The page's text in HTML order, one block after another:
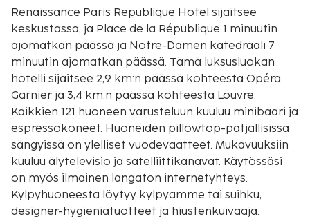
Renaissance Paris Republique Hotel sijaitsee
keskustassa, ja Place de la République 1 minuutin
ajomatkan päässä ja Notre-Damen katedraali 7
minuutin ajomatkan päässä. Tämä luksusluokan
hotelli sijaitsee 2,9 km:n päässä kohteesta Opéra
Garnier ja 3,4 km:n päässä kohteesta Louvre.
Kaikkien 121 huoneen varusteluun kuuluu minibaari ja
espressokoneet. Huoneiden pillowtop-patjallisissa
sängyissä on ylelliset vuodevaatteet. Mukavuuksiin
kuuluu älytelevisio ja satelliittikanavat. Käytössäsi
on myös ilmainen langaton internetyhteys.
Kylpyhuoneesta löytyy kylpyamme tai suihku,
designer-hygieniatuotteet ja hiustenkuivaaja.